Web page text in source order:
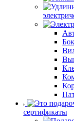
сертификаты